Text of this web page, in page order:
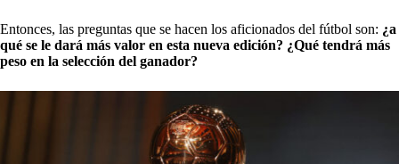
Entonces, las preguntas que se hacen los aficionados del fútbol son: ¿a
qué se le dará más valor en esta nueva edición? ¿Qué tendrá más
peso en la selección del ganador?